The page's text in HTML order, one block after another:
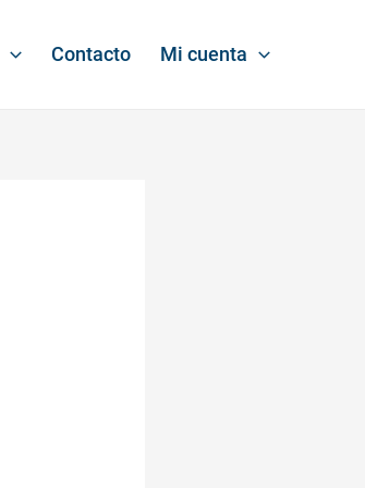
Contacto Mi cuenta